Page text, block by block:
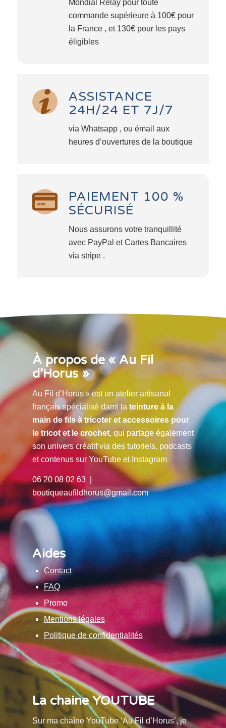
Mondial Relay pour toute
commande supérieure à 100€ pour
la France , et 130€ pour les pays
éligibles
ASSISTANCE
24H/24 ET 7J/7
via Whatsapp , ou émail aux
heures d’ouvertures de la boutique
PAIEMENT 100 %
SÉCURISÉ
Nous assurons votre tranquillité
avec PayPal et Cartes Bancaires
via stripe .
À propos de « Au Fil
d’Horus »
Au Fil d’Horus » est un atelier artisanal
français spécialisé dans la teinture à la
main de fils à tricoter et accessoires pour
le tricot et le crochet, qui partage également
son univers créatif via des tutoriels, podcasts
et contenus sur YouTube et Instagram
06 20 08 02 63 |
boutiqueaufildhorus@gmail.com
Aides
Contact
FAQ
Promo
Mentions légales
Politique de confidentialités
La chaine YOUTUBE
Sur ma chaîne YouTube ‘Au Fil d’Horus’, je